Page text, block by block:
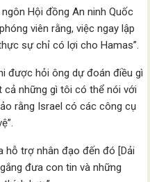
Hội đồng An ninh Quốc
viên rằng, việc ngay lập
sự chỉ có lợi cho Hamas”.
được hỏi ông dự đoán điều gì
cả những gì tôi có thể nói với
rằng Israel có các công cụ
hỗ trợ nhân đạo đến đó [Dải
đưa con tin và những